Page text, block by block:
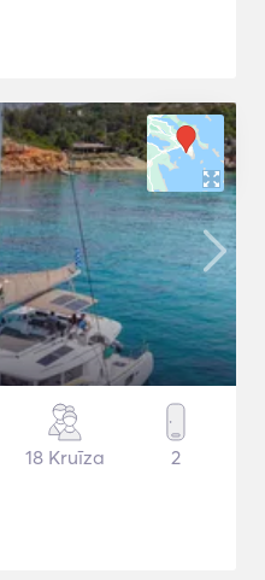
18 Kruīza 2